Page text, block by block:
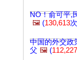
NO！俞可平,
🖼️ (130,613
中国的外交政
父 🖼️ (112,227